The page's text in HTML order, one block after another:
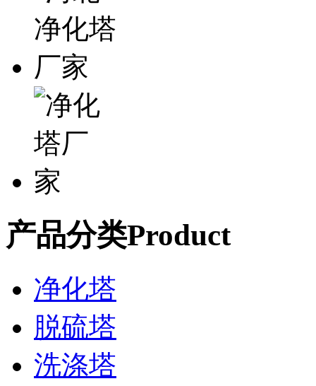
产品分类Product
净化塔
脱硫塔
洗涤塔